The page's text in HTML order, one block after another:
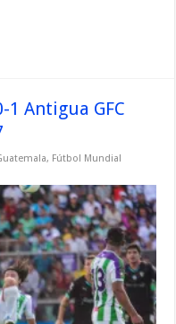
1 Antigua GFC
, Fútbol Mundial